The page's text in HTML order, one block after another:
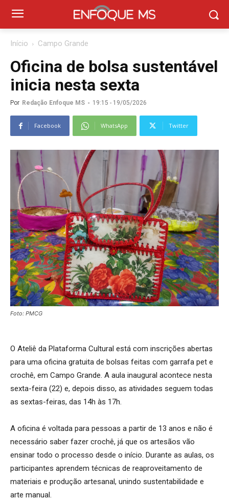
Início Campo Grande
Oficina de bolsa sustentável
inicia nesta sexta
Por Redação Enfoque MS - 19:15 - 19/05/2026
Facebook WhatsApp Twitter
Foto: PMCG
O Ateliê da Plataforma Cultural está com inscrições abertas
para uma oficina gratuita de bolsas feitas com garrafa pet e
crochê, em Campo Grande. A aula inaugural acontece nesta
sexta-feira (22) e, depois disso, as atividades seguem todas
as sextas-feiras, das 14h às 17h.
A oficina é voltada para pessoas a partir de 13 anos e não é
necessário saber fazer crochê, já que os artesãos vão
ensinar todo o processo desde o início. Durante as aulas, os
participantes aprendem técnicas de reaproveitamento de
materiais e produção artesanal, unindo sustentabilidade e
arte manual.